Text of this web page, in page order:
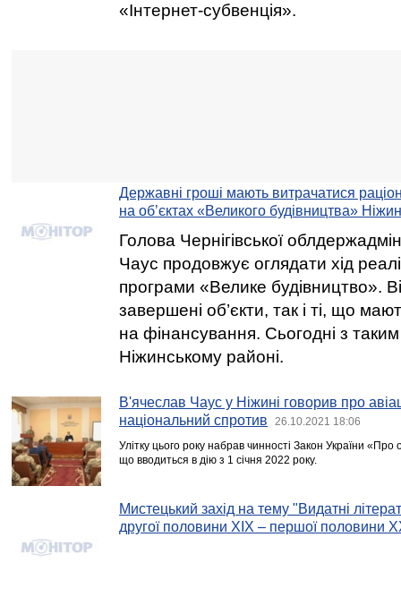
«Інтернет-субвенція».
Державні гроші мають витрачатися
на об’єктах «Великого будівництва»
Голова Чернігівської
Чаус продовжує оглядати хід
програми «Велике будівництво».
завершені об’єкти, так і ті, що
на фінансування. Сьогодні з
Ніжинському районі.
В'ячеслав Чаус у Ніжині говорив про
національний спротив
26.10.2021 18:06
Улітку цього року набрав чинності Закон України
що вводиться в дію з 1 січня 2022 року.
Мистецький захід на тему "Видатні
другої половини XIX – першої половини